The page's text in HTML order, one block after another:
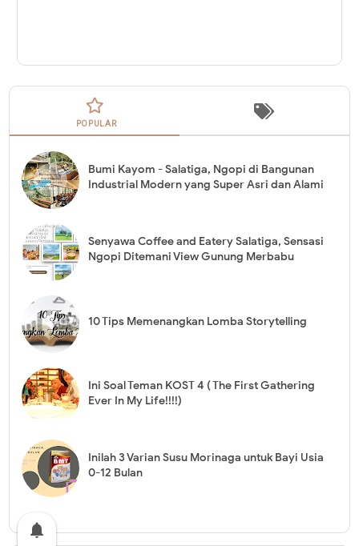
POPULAR
Bumi Kayom - Salatiga, Ngopi di Bangunan
Industrial Modern yang Super Asri dan Alami
Senyawa Coffee and Eatery Salatiga, Sensasi
Ngopi Ditemani View Gunung Merbabu
10 Tips Memenangkan Lomba Storytelling
Ini Soal Teman KOST 4 ( The First Gathering
Ever In My Life!!!!)
Inilah 3 Varian Susu Morinaga untuk Bayi Usia
0-12 Bulan
notifications